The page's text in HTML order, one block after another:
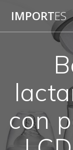
IMPORTES
con